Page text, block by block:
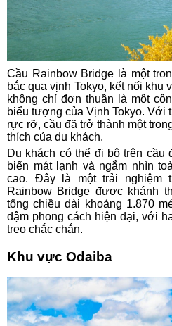
Cầu Rainbow Bridge là một
bắc qua vịnh Tokyo, kết nối khu
không chỉ đơn thuần là một
biểu tượng của Vịnh Tokyo. Với
rực rỡ, cầu đã trở thành một
thích của du khách.
Du khách có thể đi bộ trên
biển mát lạnh và ngắm nhìn
cao. Đây là một trải nghiệm
Rainbow Bridge được khánh
tổng chiều dài khoảng 1.870
đậm phong cách hiện đại, với
treo chắc chắn.
Khu vực Odaiba